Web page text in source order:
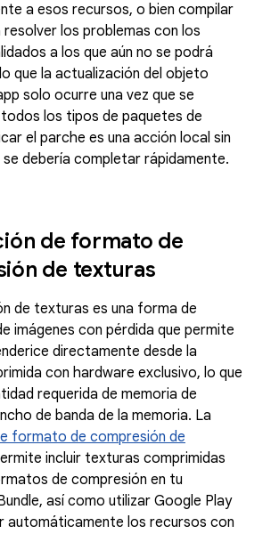
a esos recursos, o bien compilar
resolver los problemas con los
a los que aún no se podrá
que la actualización del objeto
solo ocurre una vez que se
los tipos de paquetes de
el parche es una acción local sin
se debería completar rápidamente.
de formato de
de texturas
de texturas es una forma de
imágenes con pérdida que permite
directamente desde la
con hardware exclusivo, lo que
requerida de memoria de
de banda de la memoria. La
formato de compresión de
incluir texturas comprimidas
de compresión en tu
así como utilizar Google Play
automáticamente los recursos con